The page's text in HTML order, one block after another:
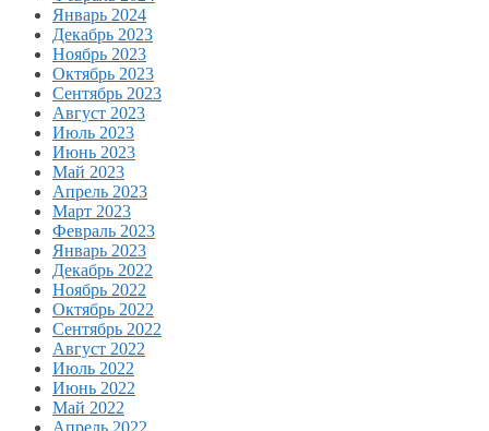
Январь 2024
Декабрь 2023
Ноябрь 2023
Октябрь 2023
Сентябрь 2023
Август 2023
Июль 2023
Июнь 2023
Май 2023
Апрель 2023
Март 2023
Февраль 2023
Январь 2023
Декабрь 2022
Ноябрь 2022
Октябрь 2022
Сентябрь 2022
Август 2022
Июль 2022
Июнь 2022
Май 2022
Апрель 2022